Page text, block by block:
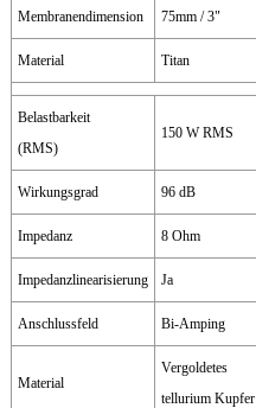
Membranendimension 75mm / 3"
Material Titan
Belastbarkeit
(RMS)
150 W RMS
Wirkungsgrad 96 dB
Impedanz 8 Ohm
Impedanzlinearisierung Ja
Anschlussfeld Bi-Amping
Material
Vergoldetes
tellurium Kupfer